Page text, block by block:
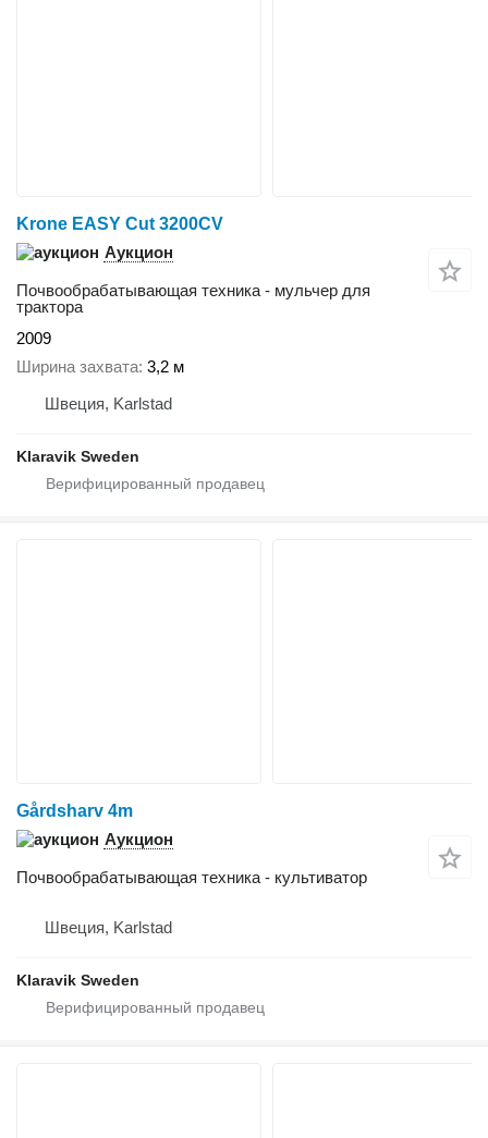
Krone EASY Cut 3200CV
Аукцион
Почвообрабатывающая техника - мульчер для
трактора
2009
Ширина захвата 3,2 м
Швеция, Karlstad
Klaravik Sweden
Gårdsharv 4m
Аукцион
Почвообрабатывающая техника - культиватор
Швеция, Karlstad
Klaravik Sweden